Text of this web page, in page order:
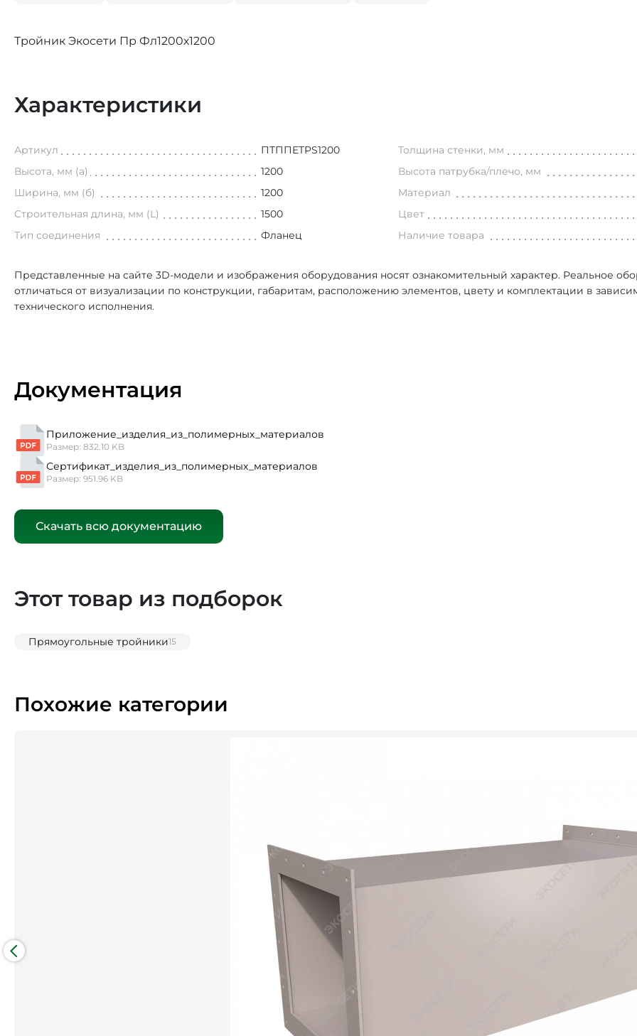
Тройник Экосети Пр Фл1200х1200
Характеристики
Артикул
ПТППETPS1200
Высота, мм (а)
1200
Ширина, мм (б)
1200
Строительная длина, мм (L)
1500
Тип соединения
Фланец
Толщина стенки, мм
Высота патрубка/плечо, мм
Материал
Цвет
Наличие товара
Представленные на сайте 3D-модели и изображения оборудования носят ознакомительный характер. Реальное
отличаться от визуализации по конструкции, габаритам, расположению элементов, цвету и комплектации в
технического исполнения.
Документация
Приложение_изделия_из_полимерных_материалов
Размер: 832.10 KB
Сертификат_изделия_из_полимерных_материалов
Размер: 951.96 KB
Скачать всю документацию
Этот товар из подборок
Прямоугольные тройники15
Похожие категории